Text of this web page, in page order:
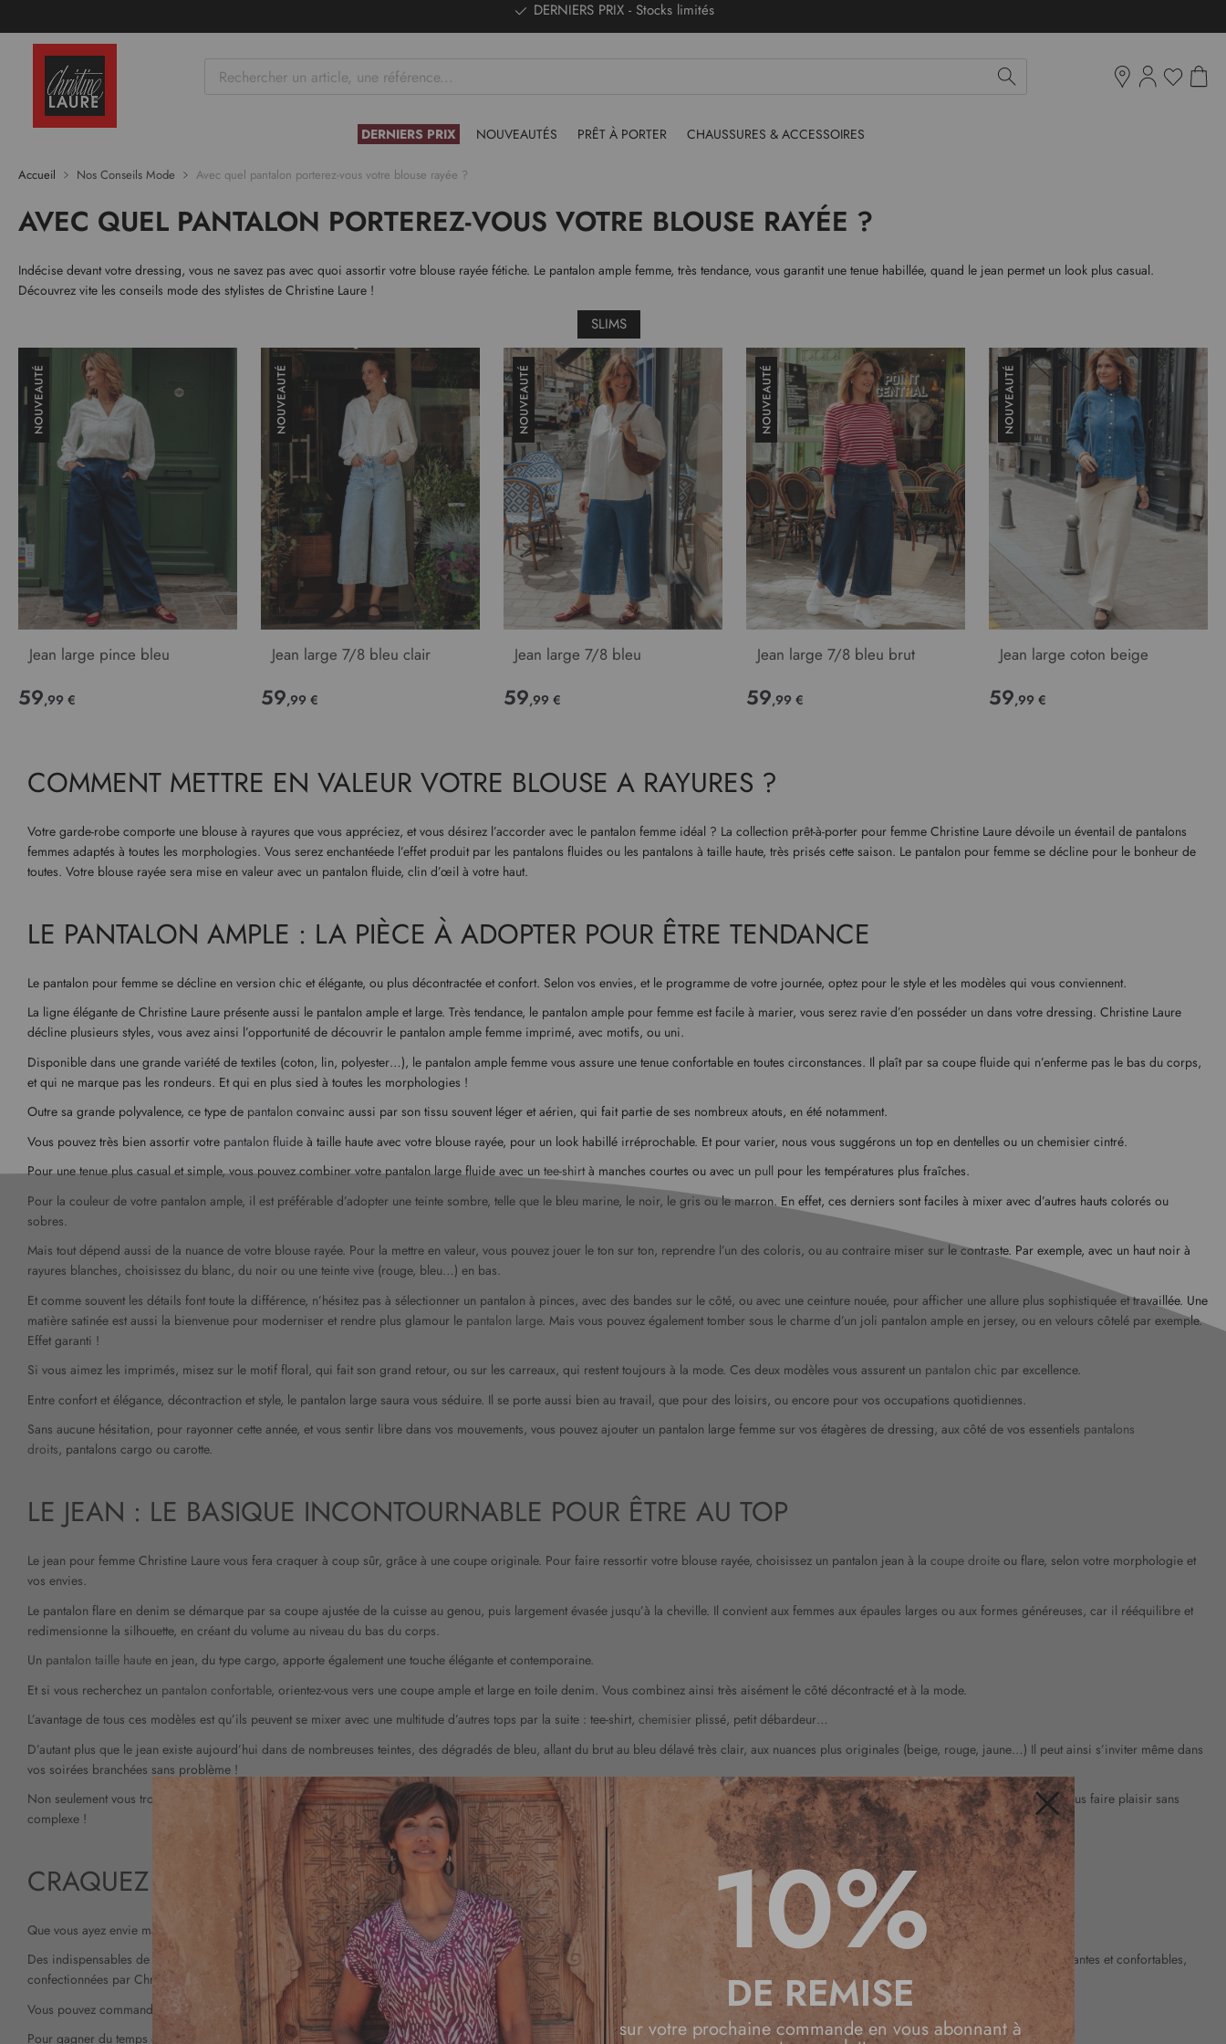
DERNIERS PRIX - Stocks limités
DERNIERS PRIX NOUVEAUTÉS PRÊT À PORTER CHAUSSURES & ACCESSOIRES
Accueil Nos Conseils Mode Avec quel pantalon porterez-vous votre blouse rayée ?
AVEC QUEL PANTALON PORTEREZ-VOUS VOTRE BLOUSE RAYÉE ?
Indécise devant votre dressing, vous ne savez pas avec quoi assortir votre blouse rayée fétiche. Le pantalon ample femme, très tendance, vous garantit une tenue habillée, quand le jean permet un look plus casual.
Découvrez vite les conseils mode des stylistes de Christine Laure !
SLIMS
Jean large pince bleu
59,99 €
Jean large 7/8 bleu clair
59,99 €
Jean large 7/8 bleu
59,99 €
Jean large 7/8 bleu brut
59,99 €
Jean large coton beige
59,99 €
COMMENT METTRE EN VALEUR VOTRE BLOUSE A RAYURES ?
Votre garde-robe comporte une blouse à rayures que vous appréciez, et vous désirez l’accorder avec le pantalon femme idéal ? La collection prêt-à-porter pour femme Christine Laure dévoile un éventail de pantalons
femmes adaptés à toutes les morphologies. Vous serez enchantéede l’effet produit par les pantalons fluides ou les pantalons à taille haute, très prisés cette saison. Le pantalon pour femme se décline pour le bonheur de
toutes. Votre blouse rayée sera mise en valeur avec un pantalon fluide, clin d’œil à votre haut.
LE PANTALON AMPLE : LA PIÈCE À ADOPTER POUR ÊTRE TENDANCE
Le pantalon pour femme se décline en version chic et élégante, ou plus décontractée et confort. Selon vos envies, et le programme de votre journée, optez pour le style et les modèles qui vous conviennent.
La ligne élégante de Christine Laure présente aussi le pantalon ample et large. Très tendance, le pantalon ample pour femme est facile à marier, vous serez ravie d’en posséder un dans votre dressing. Christine Laure
décline plusieurs styles, vous avez ainsi l’opportunité de découvrir le pantalon ample femme imprimé, avec motifs, ou uni.
Disponible dans une grande variété de textiles (coton, lin, polyester…), le pantalon ample femme vous assure une tenue confortable en toutes circonstances. Il plaît par sa coupe fluide qui n’enferme pas le bas du corps,
et qui ne marque pas les rondeurs. Et qui en plus sied à toutes les morphologies !
Outre sa grande polyvalence, ce type de pantalon convainc aussi par son tissu souvent léger et aérien, qui fait partie de ses nombreux atouts, en été notamment.
Vous pouvez très bien assortir votre pantalon fluide à taille haute avec votre blouse rayée, pour un look habillé irréprochable. Et pour varier, nous vous suggérons un top en dentelles ou un chemisier cintré.
Pour une tenue plus casual et simple, vous pouvez combiner votre pantalon large fluide avec un tee-shirt à manches courtes ou avec un pull pour les températures plus fraîches.
Pour la couleur de votre pantalon ample, il est préférable d’adopter une teinte sombre, telle que le bleu marine, le noir, le gris ou le marron. En effet, ces derniers sont faciles à mixer avec d’autres hauts colorés ou
sobres.
Mais tout dépend aussi de la nuance de votre blouse rayée. Pour la mettre en valeur, vous pouvez jouer le ton sur ton, reprendre l’un des coloris, ou au contraire miser sur le contraste. Par exemple, avec un haut noir à
rayures blanches, choisissez du blanc, du noir ou une teinte vive (rouge, bleu…) en bas.
Et comme souvent les détails font toute la différence, n’hésitez pas à sélectionner un pantalon à pinces, avec des bandes sur le côté, ou avec une ceinture nouée, pour afficher une allure plus sophistiquée et travaillée. Une
matière satinée est aussi la bienvenue pour moderniser et rendre plus glamour le pantalon large. Mais vous pouvez également tomber sous le charme d’un joli pantalon ample en jersey, ou en velours côtelé par exemple.
Effet garanti !
Si vous aimez les imprimés, misez sur le motif floral, qui fait son grand retour, ou sur les carreaux, qui restent toujours à la mode. Ces deux modèles vous assurent un pantalon chic par excellence.
Entre confort et élégance, décontraction et style, le pantalon large saura vous séduire. Il se porte aussi bien au travail, que pour des loisirs, ou encore pour vos occupations quotidiennes.
Sans aucune hésitation, pour rayonner cette année, et vous sentir libre dans vos mouvements, vous pouvez ajouter un pantalon large femme sur vos étagères de dressing, aux côté de vos essentiels pantalons
droits, pantalons cargo ou carotte.
LE JEAN : LE BASIQUE INCONTOURNABLE POUR ÊTRE AU TOP
Le jean pour femme Christine Laure vous fera craquer à coup sûr, grâce à une coupe originale. Pour faire ressortir votre blouse rayée, choisissez un pantalon jean à la coupe droite ou flare, selon votre morphologie et
vos envies.
Le pantalon flare en denim se démarque par sa coupe ajustée de la cuisse au genou, puis largement évasée jusqu’à la cheville. Il convient aux femmes aux épaules larges ou aux formes généreuses, car il rééquilibre et
redimensionne la silhouette, en créant du volume au niveau du bas du corps.
Un pantalon taille haute en jean, du type cargo, apporte également une touche élégante et contemporaine.
Et si vous recherchez un pantalon confortable, orientez-vous vers une coupe ample et large en toile denim. Vous combinez ainsi très aisément le côté décontracté et à la mode.
L’avantage de tous ces modèles est qu’ils peuvent se mixer avec une multitude d’autres tops par la suite : tee-shirt, chemisier plissé, petit débardeur…
D’autant plus que le jean existe aujourd’hui dans de nombreuses teintes, des dégradés de bleu, allant du brut au bleu délavé très clair, aux nuances plus originales (beige, rouge, jaune…) Il peut ainsi s’inviter même dans
vos soirées branchées sans problème !
Non seulement vous trouvez un bas parfait pour votre blouse rayée, mais en outre, vous vous offrez une nouveauté, que vous pourrez ressortir très souvent de votre placard. C’est l’occasion de vous faire plaisir sans
complexe !
CRAQUEZ POUR LA COLLECTION CHRISTINE LAURE
Que vous ayez envie maintenant de pantalons évasés, ou d’un denim de qualité aux jambes bootcut ou droites, pour assortir votre blouse rayée, vous n’avez qu’à parcourir notre collection.
Des indispensables de la mode comme des
nouveautésinratables vous attendent à prix imbattable. Composez facilement et sereinement vos meilleures tenues grâce aux créations féminines, élégantes et confortables,
confectionnées par Christine Laure.
Vous pouvez commander, en ligne et recevoir votre colis chez vous, dans un point relais ou dans un magasin de l’enseigne. C’est vous qui décidez ce qui est le plus pratique pour vous.
Pour gagner du temps et être certaine d’avoir la bonne référence, vous pouvez aussi réserver votre article en ligne, et aller le récupérer dans la boutique de votre choix.
Fermer
10%
DE REMISE
sur votre prochaine commande en vous abonnant à